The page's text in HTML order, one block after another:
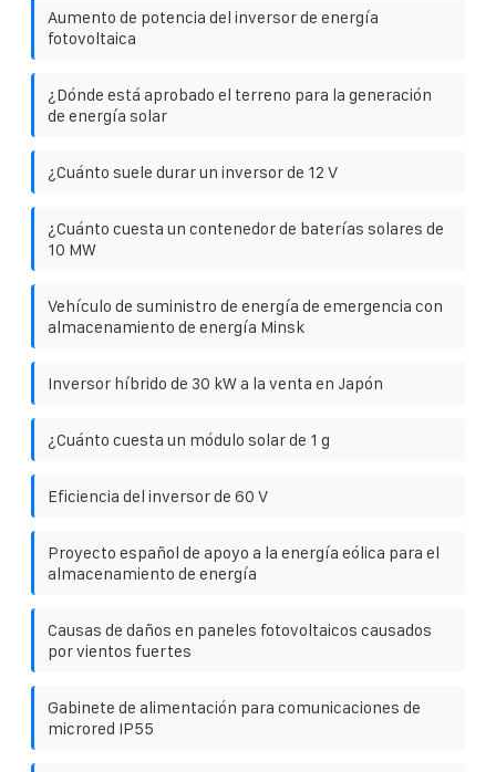
Aumento de potencia del inversor de energía
fotovoltaica
¿Dónde está aprobado el terreno para la generación
de energía solar
¿Cuánto suele durar un inversor de 12 V
¿Cuánto cuesta un contenedor de baterías solares de
10 MW
Vehículo de suministro de energía de emergencia con
almacenamiento de energía Minsk
Inversor híbrido de 30 kW a la venta en Japón
¿Cuánto cuesta un módulo solar de 1 g
Eficiencia del inversor de 60 V
Proyecto español de apoyo a la energía eólica para el
almacenamiento de energía
Causas de daños en paneles fotovoltaicos causados ​​
por vientos fuertes
Gabinete de alimentación para comunicaciones de
microred IP55